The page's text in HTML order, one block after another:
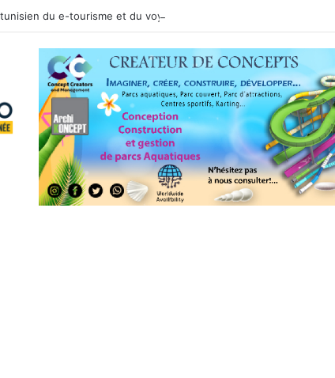
du e-tourisme et du voyage sur mesure